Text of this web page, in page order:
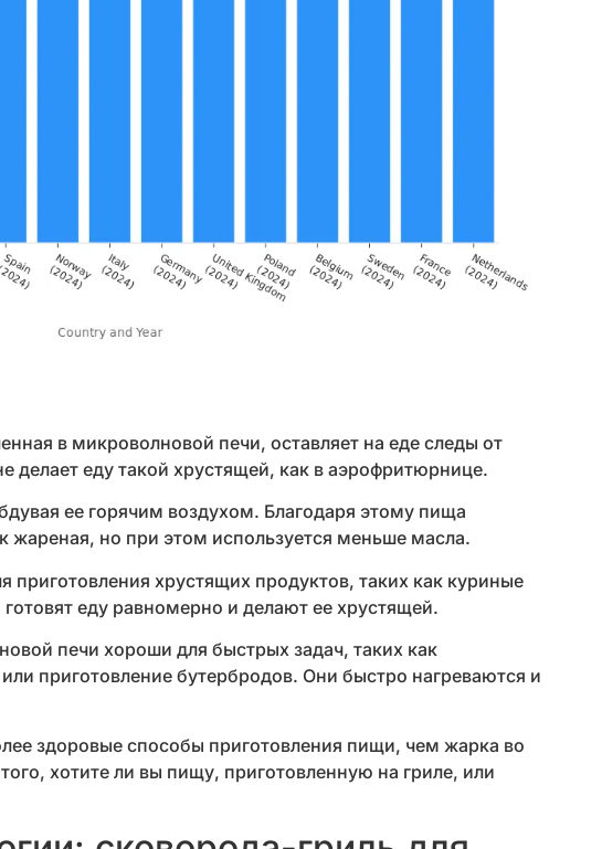
в микроволновой печи, оставляет на еде следы от
делает еду такой хрустящей, как в аэрофритюрнице.
ее горячим воздухом. Благодаря этому пища
жареная, но при этом используется меньше масла.
хрустящих продуктов, таких как куриные
еду равномерно и делают ее хрустящей.
печи хороши для быстрых задач, таких как
приготовление бутербродов. Они быстро нагреваются и
здоровые способы приготовления пищи, чем жарка во
хотите ли вы пищу, приготовленную на гриле, или